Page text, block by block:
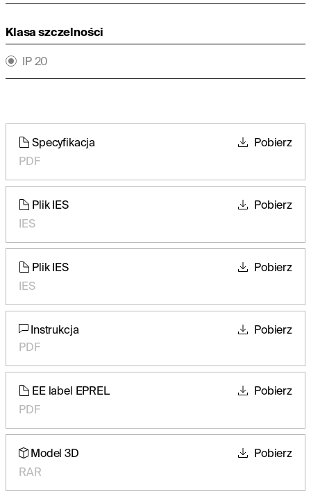
Klasa szczelności
IP 20
Specyfikacja
PDF
Pobierz
Plik IES
IES
Pobierz
Plik IES
IES
Pobierz
Instrukcja
PDF
Pobierz
EE label EPREL
PDF
Pobierz
Model 3D
RAR
Pobierz